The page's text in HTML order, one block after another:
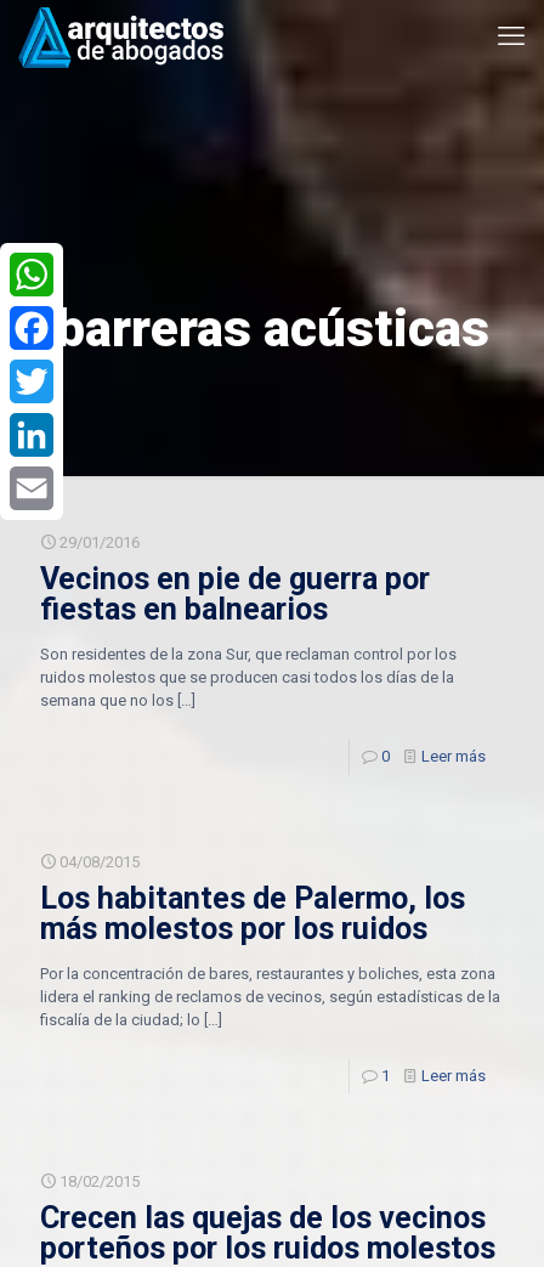
barreras acústicas
29/01/2016
Vecinos en pie de guerra por
fiestas en balnearios
Son residentes de la zona Sur, que reclaman control por los
ruidos molestos que se producen casi todos los días de la
semana que no los […]
0 Leer más
04/08/2015
Los habitantes de Palermo, los
más molestos por los ruidos
Por la concentración de bares, restaurantes y boliches, esta zona
lidera el ranking de reclamos de vecinos, según estadísticas de la
fiscalía de la ciudad; lo […]
1 Leer más
18/02/2015
Crecen las quejas de los vecinos
porteños por los ruidos molestos
WhatsApp
Facebook
Twitter
LinkedIn
Email